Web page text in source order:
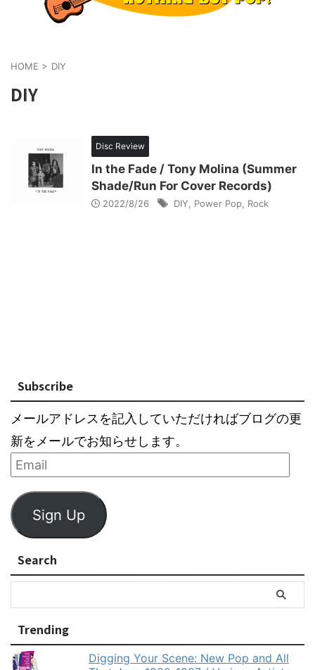
HOME > DIY
DIY
Disc Review
In the Fade / Tony Molina (Summer
Shade/Run For Cover Records)
2022/8/26 DIY Power Pop Rock
Subscribe
メールアドレスを記入していただければブログの更
新をメールでお知らせします。
Sign Up
Search
Trending
Digging Your Scene: New Pop and All